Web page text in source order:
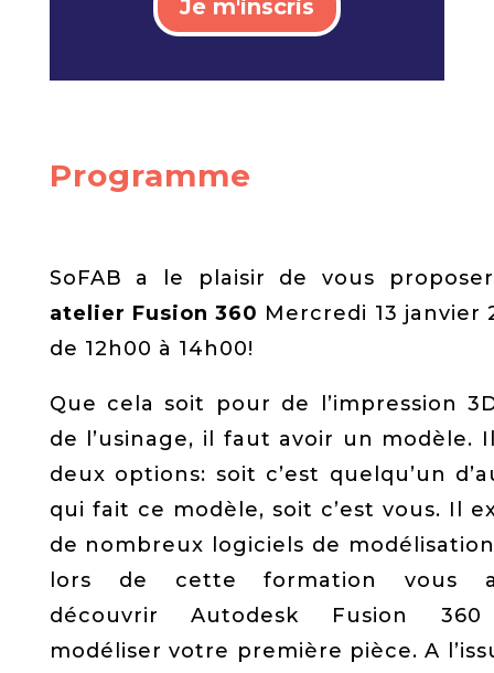
Je m'inscris
Programme
SoFAB a le plaisir de vous
atelier Fusion 360 Mercredi 13 janvier
de 12h00 à 14h00!
Que cela soit pour de l’impression
de l’usinage, il faut avoir un modèle.
deux options: soit c’est quelqu’un
qui fait ce modèle, soit c’est vous. Il
de nombreux logiciels de
lors de cette formation vous
découvrir Autodesk Fusion
modéliser votre première pièce. A